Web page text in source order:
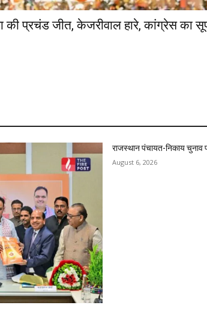
की प्रचंड जीत, केजरीवाल हारे, कांग्रेस का
राजस्थान पंचायत-निकाय चुनाव
August 6, 2026